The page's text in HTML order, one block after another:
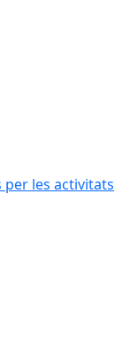
les activitats